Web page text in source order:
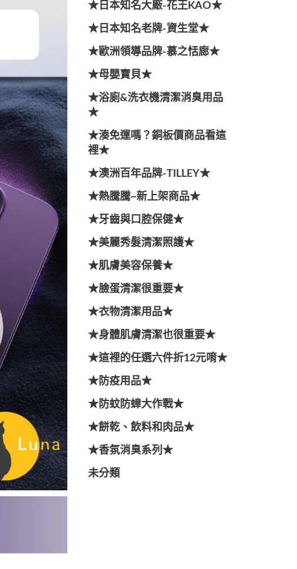
★日本知名大廠-花王KAO★
★日本知名老牌-資生堂★
★歐洲領導品牌-慕之恬廊★
★母嬰寶貝★
★浴廁&洗衣機清潔消臭用品
★
★湊免運嗎？銅板價商品看這
裡★
★澳洲百年品牌-TILLEY★
★熱騰騰~新上架商品★
★牙齒與口腔保健★
★美麗秀髮清潔照護★
★肌膚美容保養★
★臉蛋清潔很重要★
★衣物清潔用品★
★身體肌膚清潔也很重要★
★這裡的任選六件折12元唷★
★防疫用品★
★防蚊防蟑大作戰★
★餅乾、飲料和肉品★
★香氛消臭系列★
未分類